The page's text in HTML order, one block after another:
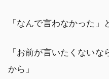
「なんで言わなかった」
「お前が言いたくない
から」